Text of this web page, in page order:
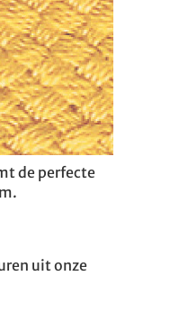
de perfecte
uit onze